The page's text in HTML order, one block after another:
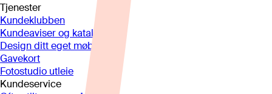
Tjenester
Kundeklubben
Kundeaviser og kataloger
Design ditt eget møbel
Gavekort
Fotostudio utleie
Kundeservice